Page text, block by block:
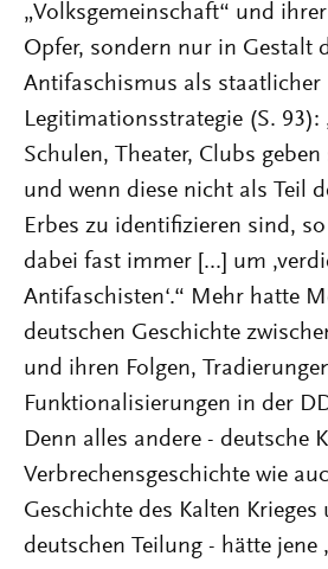
„Volksgemeinschaft“ und
Opfer, sondern nur in Gestalt
Antifaschismus als staatlicher
Legitimationsstrategie (S. 93):
Schulen, Theater, Clubs
und wenn diese nicht als Teil
Erbes zu identifizieren sind,
dabei fast immer [...] um
Antifaschisten‘.“ Mehr hatte
deutschen Geschichte
und ihren Folgen,
Funktionalisierungen in der
Denn alles andere - deutsche
Verbrechensgeschichte wie
Geschichte des Kalten Krieges
deutschen Teilung - hätte jene